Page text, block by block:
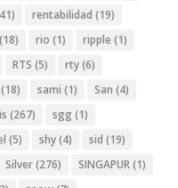
rentabilidad (19)
(18) rio (1) ripple (1)
RTS (5) rty(6)
(18) sami (1) San (4)
(267) sgg (1)
(5) shy(4) sid (19)
Silver(276) SINGAPUR(1)